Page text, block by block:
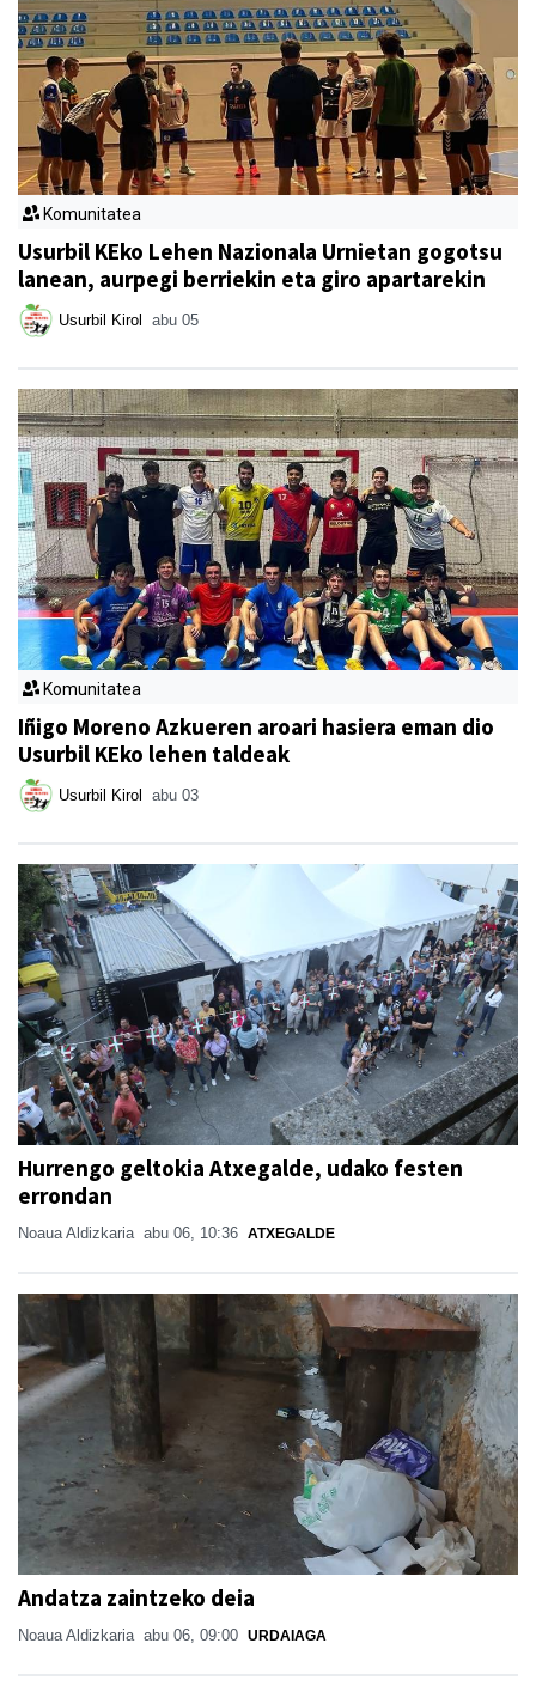
Komunitatea
Usurbil KEko Lehen Nazionala Urnietan gogotsu
lanean, aurpegi berriekin eta giro apartarekin
Usurbil Kirol abu 05
Komunitatea
Iñigo Moreno Azkueren aroari hasiera eman dio
Usurbil KEko lehen taldeak
Usurbil Kirol abu 03
Hurrengo geltokia Atxegalde, udako festen
errondan
Noaua Aldizkaria abu 06, 10:36 ATXEGALDE
Andatza zaintzeko deia
Noaua Aldizkaria abu 06, 09:00 URDAIAGA